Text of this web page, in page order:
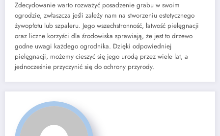
Zdecydowanie warto rozważyć posadzenie grabu w swoim
ogrodzie, zwłaszcza jeśli zależy nam na stworzeniu estetycznego
żywopłotu lub szpaleru. Jego wszechstronność, łatwość pielęgnacji
oraz liczne korzyści dla środowiska sprawiają, że jest to drzewo
godne uwagi każdego ogrodnika. Dzięki odpowiedniej
pielęgnacji, możemy cieszyć się jego urodą przez wiele lat, a
jednocześnie przyczynić się do ochrony przyrody.